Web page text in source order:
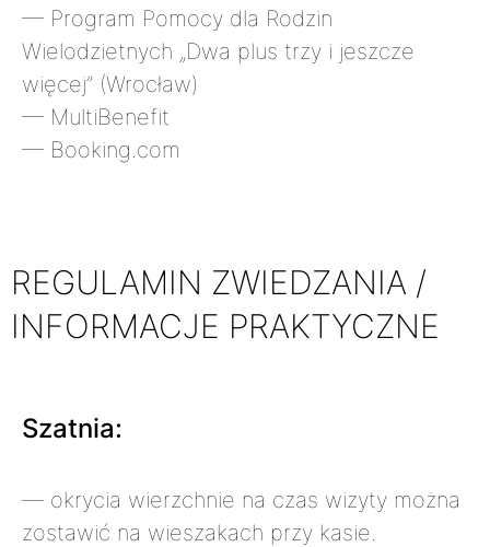
— Program Pomocy dla Rodzin
Wielodzietnych „Dwa plus trzy i jeszcze
więcej” (Wrocław)
— MultiBenefit
— Booking.com
REGULAMIN ZWIEDZANIA /
INFORMACJE PRAKTYCZNE
Szatnia:
— okrycia wierzchnie na czas wizyty można
zostawić na wieszakach przy kasie.